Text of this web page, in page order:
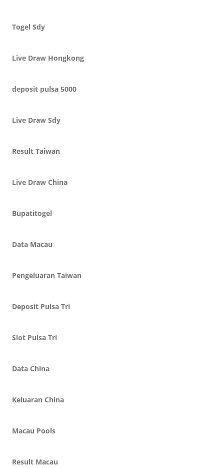
Togel Sdy
Live Draw Hongkong
deposit pulsa 5000
Live Draw Sdy
Result Taiwan
Live Draw China
Bupatitogel
Data Macau
Pengeluaran Taiwan
Deposit Pulsa Tri
Slot Pulsa Tri
Data China
Keluaran China
Macau Pools
Result Macau